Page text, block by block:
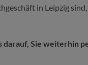
in Leipzig
Sie weiterhin